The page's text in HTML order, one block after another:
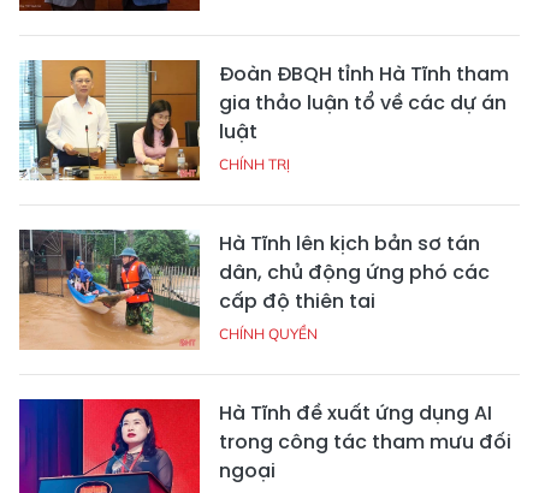
Đoàn ĐBQH tỉnh Hà Tĩnh tham
gia thảo luận tổ về các dự án
luật
CHÍNH TRỊ
Hà Tĩnh lên kịch bản sơ tán
dân, chủ động ứng phó các
cấp độ thiên tai
CHÍNH QUYỀN
Hà Tĩnh đề xuất ứng dụng AI
trong công tác tham mưu đối
ngoại